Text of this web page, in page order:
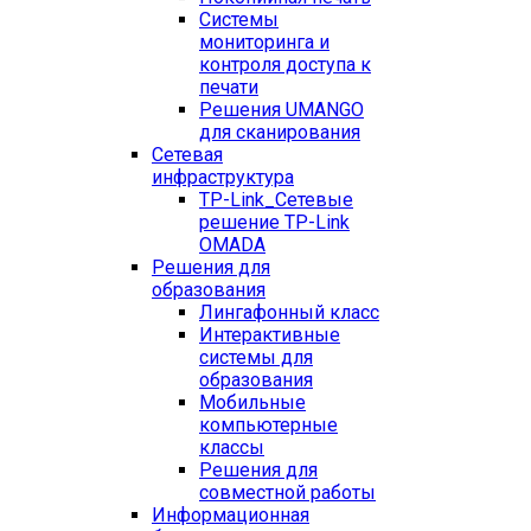
Системы
мониторинга и
контроля доступа к
печати
Решения UMANGO
для сканирования
Сетевая
инфраструктура
TP-Link_ Сетевые
решение TP-Link
OMADA
Решения для
образования
Лингафонный класс
Интерактивные
системы для
образования
Мобильные
компьютерные
классы
Решения для
совместной работы
Информационная